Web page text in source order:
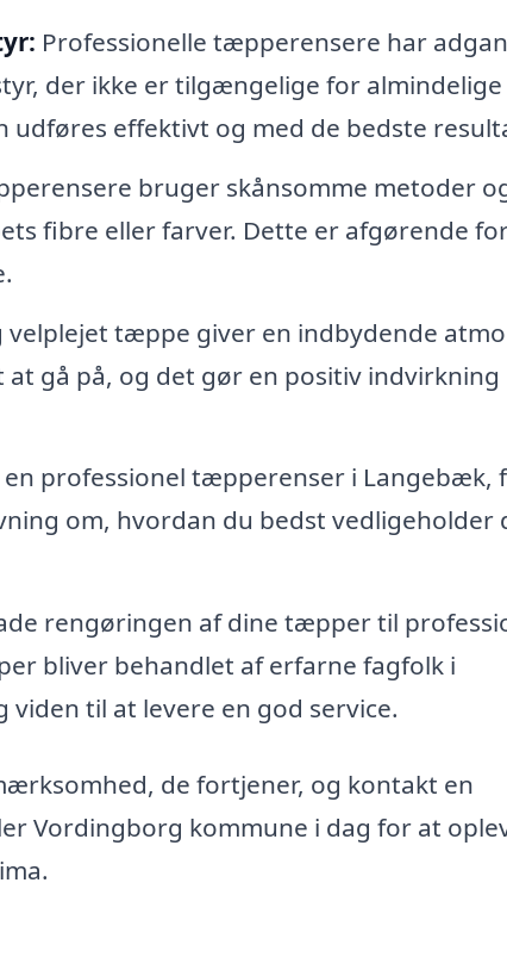
Professionelle tæpperensere har
der ikke er tilgængelige for almindelige
effektivt og med de bedste
bruger skånsomme metoder
fibre eller farver. Dette er afgørende
velplejet tæppe giver en indbydende
gå på, og det gør en positiv indvirkning
professionel tæpperenser i Langebæk,
om, hvordan du bedst vedligeholder
rengøringen af dine tæpper til
bliver behandlet af erfarne fagfolk i
til at levere en god service.
de fortjener, og kontakt en
Vordingborg kommune i dag for at